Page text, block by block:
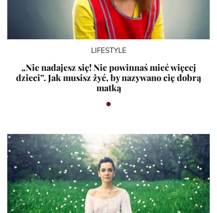
LIFESTYLE
„Nie nadajesz się! Nie powinnaś mieć więcej
dzieci”. Jak musisz żyć, by nazywano cię dobrą
matką